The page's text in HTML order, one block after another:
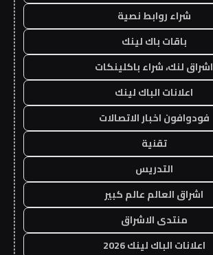
شراء روابط نصية
باقات باك لينك
اشراق لنك، شراء باكلينكات
اعلانات الباك لينك
فودوافون اخبار الاتصالات
تقنية
التدريس
اشراق العالم عالم كبير
منتدى الاشراق
اعلانات الباك لينك 2026